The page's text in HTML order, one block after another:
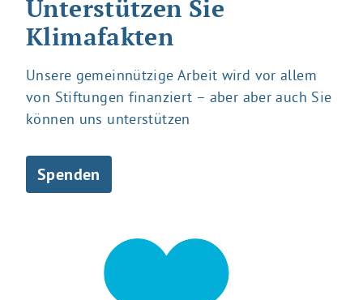
Unterstützen Sie
Klimafakten
Unsere gemeinnützige Arbeit wird vor allem
von Stiftungen finanziert – aber aber auch Sie
können uns unterstützen
Spenden